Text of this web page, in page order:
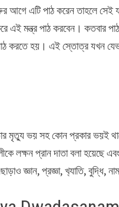
এটি পাঠ করেন তাহলে সেই
এই মন্ত্র পাঠ করবেন। কতবার
করতে হয়। এই স্তোত্র যখন
মৃত্যু ভয় সহ কোন প্রকার ভয়ই
লক্ষন প্রান দাতা বলা হয়েছে
জ্ঞান, প্রজ্ঞা, খ‍্যাতি, বুদ্ধি,